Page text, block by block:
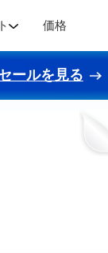
価格
ールを見る